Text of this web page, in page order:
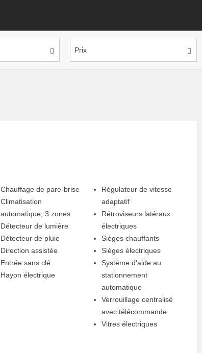
Prix
Chauffage de pare-brise
Climatisation
automatique, 3 zones
Détecteur de lumière
Détecteur de pluie
Direction assistée
Entrée sans clé
Hayon électrique
Régulateur de vitesse
adaptatif
Rétroviseurs latéraux
électriques
Sièges chauffants
Sièges électriques
Système d'aide au
stationnement
automatique
Verrouillage centralisé
avec télécommande
Vitres électriques